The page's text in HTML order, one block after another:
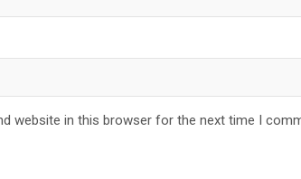
website in this browser for the next time I